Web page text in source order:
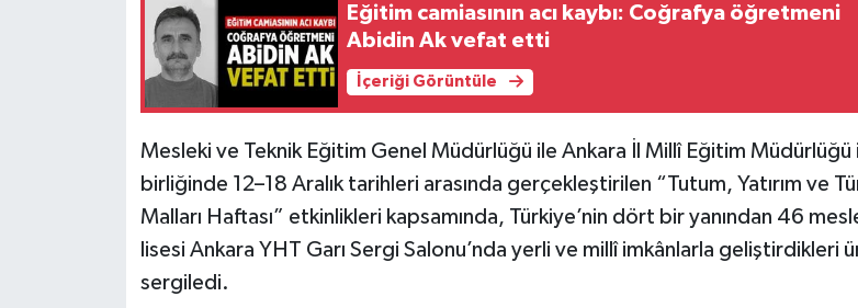
Eğitim camiasının acı kaybı: Coğrafya öğretmeni
Abidin Ak vefat etti
İçeriği Görüntüle
Mesleki ve Teknik Eğitim Genel Müdürlüğü ile Ankara İl Millî Eğitim Müdürlüğü
birliğinde 12–18 Aralık tarihleri arasında gerçekleştirilen “Tutum, Yatırım ve
Malları Haftası” etkinlikleri kapsamında, Türkiye’nin dört bir yanından 46
lisesi Ankara YHT Garı Sergi Salonu’nda yerli ve millî imkânlarla geliştirdikleri
sergiledi.